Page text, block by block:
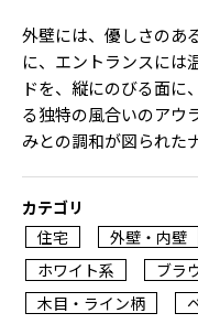
外壁には、優しさのあ
に、エントランスには
ドを、縦にのびる面に
る独特の風合いのアウ
みとの調和が図られた
カテゴリ
住宅
外壁・内壁
ホワイト系
ブラ
木目・ライン柄